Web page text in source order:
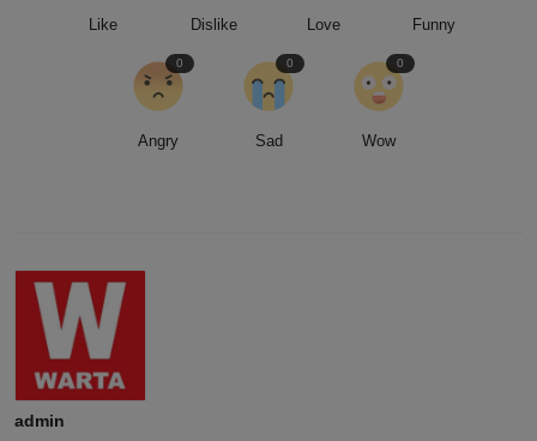
Like Dislike Love Funny
Angry
0
Sad
0
Wow
0
admin